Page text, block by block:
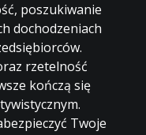
poszukiwanie
dochodzeniach
rzetelność
kończą się
Twoje